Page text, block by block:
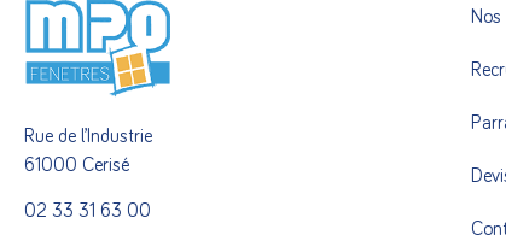
Rue de l’Industrie
61000 Cerisé
02 33 31 63 00
Nos